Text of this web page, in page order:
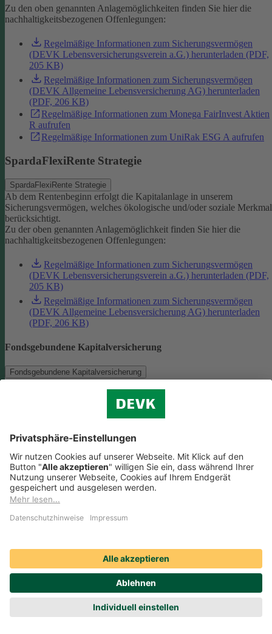
Zu den oben genannten Anlagemöglichkeiten finden Sie hier die
nachhaltigkeitsbezogenen Offenlegungen:
Regelmäßige Informationen zum Sicherungsvermögen
(DEVK Lebensversicherungsverein a.G.) herunterladen (PDF,
205 KB)
Regelmäßige Informationen zum Sicherungsvermögen
(DEVK Allgemeine Lebensversicherung AG) herunterladen
(PDF, 206 KB)
Regelmäßige Informationen zum Monega FairInvest Aktien
R aufrufen
Regelmäßige Informationen zum UniRak ESG A aufrufen
SpardaFlexiRente Strategie
SpardaFlexiRente Strategie
Ab dem Rentenbeginn erfolgt die Kapitalanlage in unserem
Sicherungsvermögen, welches ökologische und/oder soziale
berücksichtigt.
Zu der oben genannten Anlagemöglichkeit finden Sie hier die
nachhaltigkeitsbezogenen Offenlegungen:
Regelmäßige Informationen zum Sicherungsvermögen
(DEVK Lebensversicherungsverein a.G.) herunterladen (PDF,
205 KB)
Regelmäßige Informationen zum Sicherungsvermögen
(DEVK Allgemeine Lebensversicherung AG) herunterladen
(PDF, 206 KB)
Fondsgebundene Kapitalversicherung
Fondsgebundene Kapitalversicherung
Als Anlagemöglichkeit mit ökologischen und/oder sozialen
Zu der oben genannten Anlagemöglichkeit finden Sie hier die
nachhaltigkeitsbezogenen Offenlegungen:
Regelmäßige Informationen zum Monega FairInvest Aktien
R aufrufen
Weitere Rentenversicherungen (nicht fondsgebunden)
ökologische und/oder soziale Merkmale berücksichtigt.Zu der oben
genannten Anlagemöglichkeit finden Sie hier die
nachhaltigkeitsbezogenen Offenlegungen:
Regelmäßige Informationen zum Sicherungsvermögen
(DEVK Lebensversicherungsverein a.G.) herunterladen (PDF,
205 KB)